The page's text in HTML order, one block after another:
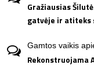
Gražiausias
gatvėje ir
Gamtos vaikis
Rekonstruojama